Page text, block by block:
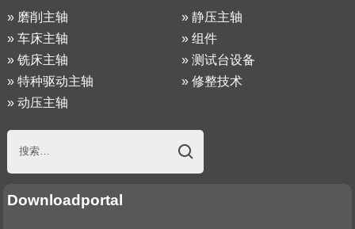
» 磨削主轴
» 车床主轴
» 铣床主轴
» 特种驱动主轴
» 动压主轴
» 静压主轴
» 组件
» 测试台设备
» 修整技术
Downloadportal